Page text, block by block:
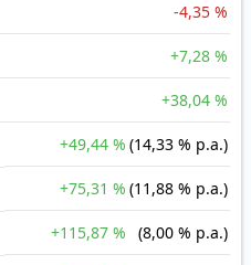
-4,35 %
+7,28 %
+38,04 %
+49,44 % (14,33 % p.a.)
+75,31 % (11,88 % p.a.)
+115,87 % (8,00 % p.a.)